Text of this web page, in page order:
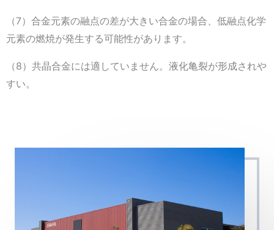
（7）合金元素の融点の差が大きい合金の場合、低融点化学
元素の燃焼が発生する可能性があります。
（8）共晶合金には適していません。液化亀裂が形成されや
すい。